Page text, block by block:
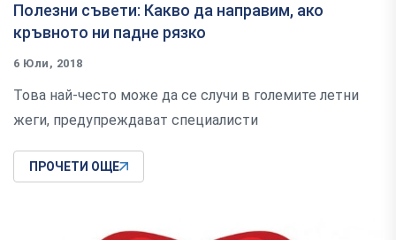
Полезни съвети: Какво да направим, ако
кръвното ни падне рязко
6 Юли, 2018
Това най-често може да се случи в големите летни
жеги, предупреждават специалисти
ПРОЧЕТИ ОЩЕ